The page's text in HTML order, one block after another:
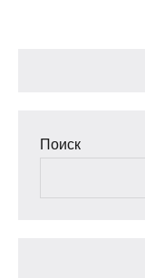
Поиск